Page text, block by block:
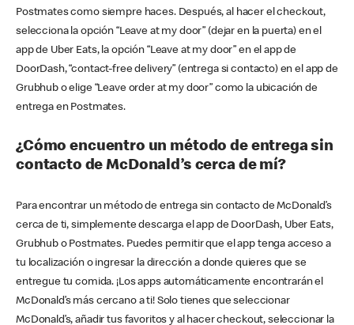
Postmates como siempre haces. Después, al hacer el checkout,
selecciona la opción “Leave at my door” (dejar en la puerta) en el
app de Uber Eats, la opción “Leave at my door” en el app de
DoorDash, “contact-free delivery” (entrega si contacto) en el app de
Grubhub o elige “Leave order at my door” como la ubicación de
entrega en Postmates.
¿Cómo encuentro un método de entrega sin
contacto de McDonald’s cerca de mí?
Para encontrar un método de entrega sin contacto de McDonald’s
cerca de ti, simplemente descarga el app de DoorDash, Uber Eats,
Grubhub o Postmates. Puedes permitir que el app tenga acceso a
tu localización o ingresar la dirección a donde quieres que se
entregue tu comida. ¡Los apps automáticamente encontrarán el
McDonald’s más cercano a ti! Solo tienes que seleccionar
McDonald’s, añadir tus favoritos y al hacer checkout, seleccionar la